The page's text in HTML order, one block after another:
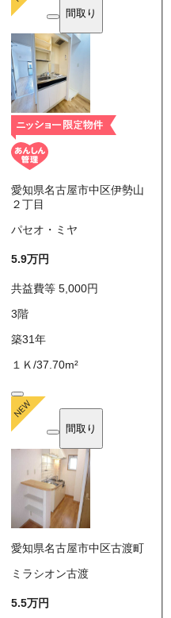
間取り
愛知県名古屋市中区伊勢山
２丁目
パセオ・ミヤ
5.9万円
共益費等5,000円
3階
築31年
１Ｋ/37.70m²
間取り
愛知県名古屋市中区古渡町
ミラシオン古渡
5.5万円